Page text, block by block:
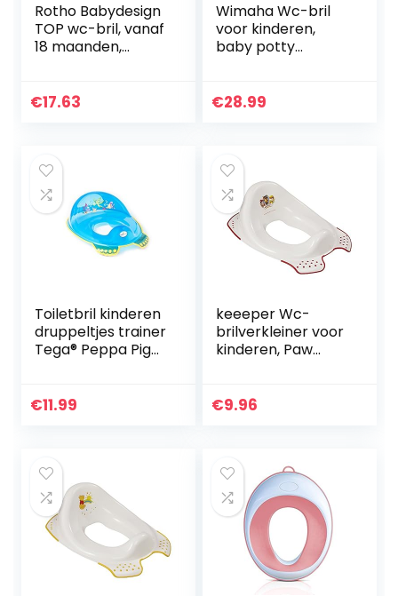
Rotho Babydesign
TOP wc-bril, vanaf
18 maanden,
€17.63
Wimaha Wc-bril
voor kinderen,
baby potty
toiletbril voor
€28.99
Toiletbril kinderen
druppeltjes trainer
Tega® Peppa Pig
€11.99
keeeper Wc-
brilverkleiner voor
kinderen, Paw
antislip, Ewa, wit
€9.96